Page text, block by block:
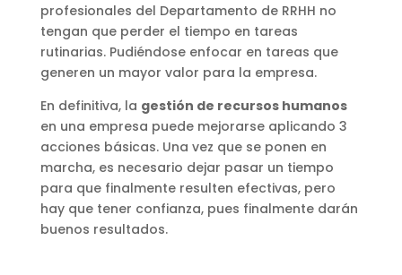
profesionales del Departamento de RRHH no
tengan que perder el tiempo en tareas
rutinarias. Pudiéndose enfocar en tareas que
generen un mayor valor para la empresa.
En definitiva, la gestión de recursos humanos
en una empresa puede mejorarse aplicando 3
acciones básicas. Una vez que se ponen en
marcha, es necesario dejar pasar un tiempo
para que finalmente resulten efectivas, pero
hay que tener confianza, pues finalmente darán
buenos resultados.